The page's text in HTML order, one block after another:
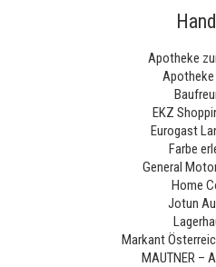
Apotheke
Apotheke
EKZ
Eurogast
Farbe
General
Home
Jotun
Markant
MAUTNER –